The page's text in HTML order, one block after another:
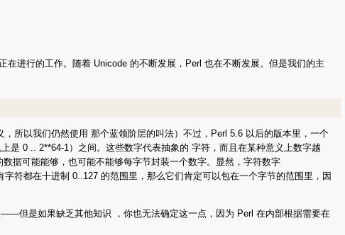
进行的工作。随着 Unicode 的不断发展，Perl 也在不断发展。但是我们的主
所以我们仍然使用 那个蓝领阶层的叫法）不过，Perl 5.6 以后的版本里，一个
是 0 .. 2**64-1）之间。这些数字代表抽象的 字符，而且在某种意义上数字越
据可能能够，也可能不能够每字节封装一个数字。显然，字符数字
符都在十进制 0..127 的范围里，那么它们肯定可以包在一个字节的范围里，因
但是如果缺乏其他知识 ，你也无法确定这一点，因为 Perl 在内部根据需要在